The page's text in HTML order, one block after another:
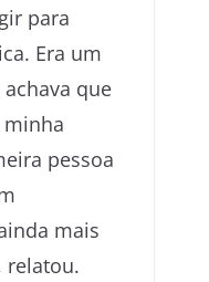
para
Era um
que
pessoa
mais
relatou.